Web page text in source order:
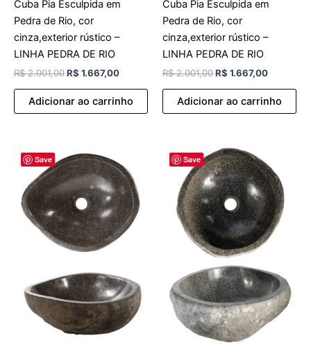
Cuba Pia Esculpida em
Pedra de Rio, cor
cinza,exterior rústico –
LINHA PEDRA DE RIO
R$2.001,00R$ 1.667,00
Adicionar ao carrinho
Cuba Pia Esculpida em
Pedra de Rio, cor
cinza,exterior rústico –
LINHA PEDRA DE RIO
R$2.001,00R$ 1.667,00
Adicionar ao carrinho
Save
preço
original
era:
R$ 2.001,00.
preço
atual
é:
R$ 1.667,00.
Save
O
preço
original
era:
R$ 2.001,00.
atual
é:
R$